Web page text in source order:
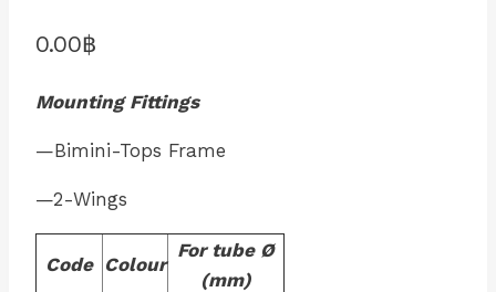
0.00฿
Mounting Fittings
—Bimini-Tops Frame
—2-Wings
Code Colour
For tube Ø
(mm)